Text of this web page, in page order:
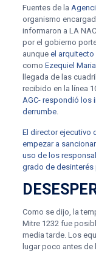
Fuentes de la
organismo
informaron a LA
por el gobierno
aunque el
como Ezequiel
llegada de las
recibido en la línea
AGC- respondió los
derrumbe.
El director ejecutivo
empezar a
uso de los
grado de desinterés
Como se dijo, la
Mitre 1232 fue
media tarde. Los
lugar poco antes de